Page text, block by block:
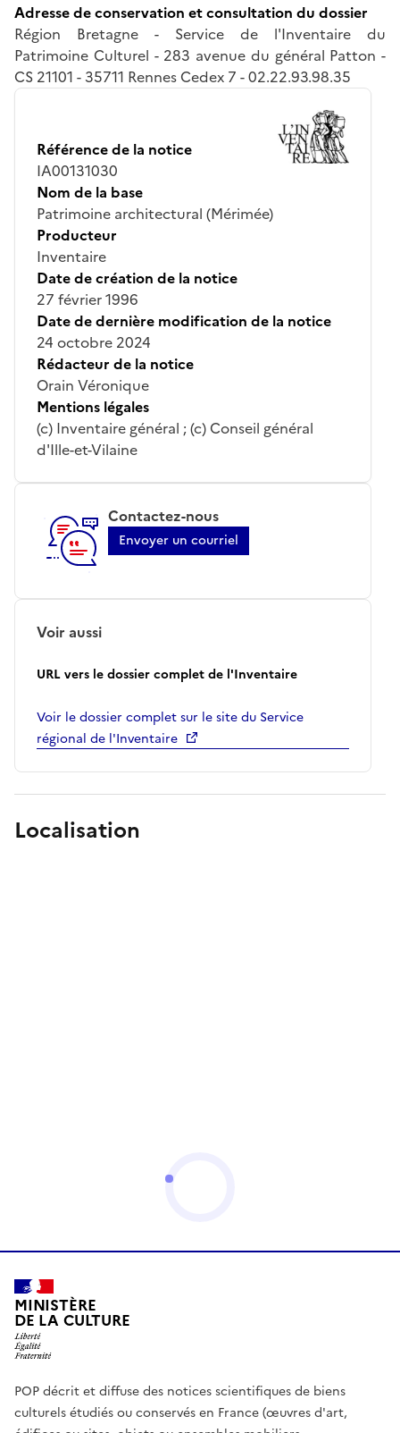
Adresse de conservation et consultation du dossier
Région Bretagne - Service de l'Inventaire du
Patrimoine Culturel - 283 avenue du général Patton -
CS 21101 - 35711 Rennes Cedex 7 - 02.22.93.98.35
Référence de la notice
IA00131030
Nom de la base
Patrimoine architectural (Mérimée)
Producteur
Inventaire
Date de création de la notice
27 février 1996
Date de dernière modification de la notice
24 octobre 2024
Rédacteur de la notice
Orain Véronique
Mentions légales
(c) Inventaire général ; (c) Conseil général
d'Ille-et-Vilaine
Contactez-nous
Envoyer un courriel
Voir aussi
URL vers le dossier complet de l'Inventaire
Voir le dossier complet sur le site du Service
régional de l'Inventaire
Localisation
MINISTÈRE
DE LA CULTURE
POP décrit et diffuse des notices scientifiques de biens
culturels étudiés ou conservés en France (œuvres d'art,